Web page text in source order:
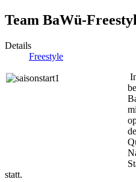
Team BaWü-
Details
Freestyle
statt.